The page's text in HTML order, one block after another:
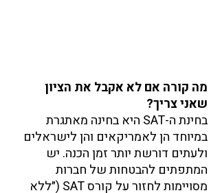
מה קורה אם לא אקבל את הציון
שאני צריך?
בחינת ה-SAT היא בחינה מאתגרת
במיוחד הן לאמריקאים והן לישראלים
ולעתים דורשת יותר זמן הכנה. יש
המתפתים להבטחות של חברות
מסויימות לחזור על קורס SAT (״ללא